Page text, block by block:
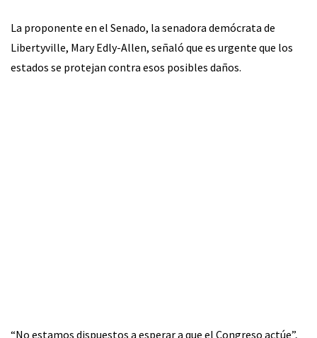
La proponente en el Senado, la senadora demócrata de
Libertyville, Mary Edly-Allen, señaló que es urgente que los
estados se protejan contra esos posibles daños.
“No estamos dispuestos a esperar a que el Congreso actúe”,